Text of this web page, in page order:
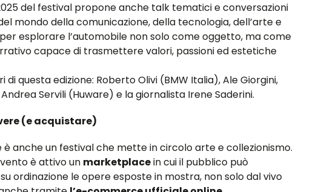
del festival propone anche talk tematici e conversazioni
mondo della comunicazione, della tecnologia, dell’arte e
esplorare l’automobile non solo come oggetto, ma come
capace di trasmettere valori, passioni ed estetiche
di questa edizione: Roberto Olivi (BMW Italia), Ale Giorgini,
Servili (Huware) e la giornalista Irene Saderini.
(e acquistare)
anche un festival che mette in circolo arte e collezionismo.
è attivo un marketplacein cui il pubblico può
ordinazione le opere esposte in mostra, non solo dal vivo